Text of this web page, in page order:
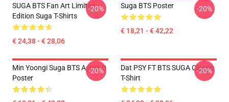
SUGA BTS Fan Art Limited
Edition Suga T-Shirts
€ 24,38 - € 28,06
-20% Suga BTS Poster
€ 18,21 - € 42,22
-20%
Min Yoongi Suga BTS Agust D
Poster
-20%
Dat PSY FT BTS SUGA Classic
T-Shirt
-20%